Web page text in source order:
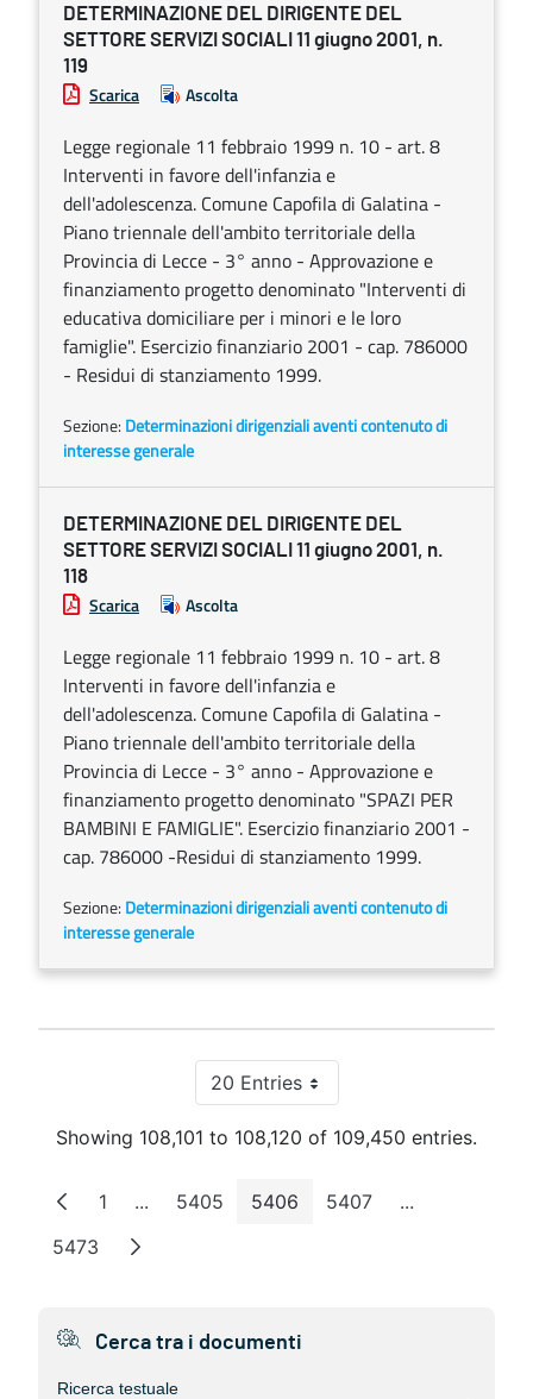
DETERMINAZIONE DEL DIRIGENTE DEL
SETTORE SERVIZI SOCIALI 11 giugno 2001, n.
119
Scarica Ascolta
Legge regionale 11 febbraio 1999 n. 10 - art. 8
Interventi in favore dell'infanzia e
dell'adolescenza. Comune Capofila di Galatina -
Piano triennale dell'ambito territoriale della
Provincia di Lecce - 3° anno - Approvazione e
finanziamento progetto denominato "Interventi di
educativa domiciliare per i minori e le loro
famiglie". Esercizio finanziario 2001 - cap. 786000
- Residui di stanziamento 1999.
Sezione: Determinazioni dirigenziali aventi contenuto di
interesse generale
DETERMINAZIONE DEL DIRIGENTE DEL
SETTORE SERVIZI SOCIALI 11 giugno 2001, n.
118
Scarica Ascolta
Legge regionale 11 febbraio 1999 n. 10 - art. 8
Interventi in favore dell'infanzia e
dell'adolescenza. Comune Capofila di Galatina -
Piano triennale dell'ambito territoriale della
Provincia di Lecce - 3° anno - Approvazione e
finanziamento progetto denominato "SPAZI PER
BAMBINI E FAMIGLIE". Esercizio finanziario 2001 -
cap. 786000 -Residui di stanziamento 1999.
Sezione: Determinazioni dirigenziali aventi contenuto di
interesse generale
20 EntriesPer Page
Showing 108,101 to 108,120 of 109,450 entries.
Page
1 ...Intermediate Pages
Page
5405 Page
5406 Page
5407 ...Intermediate
Page
5473
Cerca tra i documenti
Ricerca testuale